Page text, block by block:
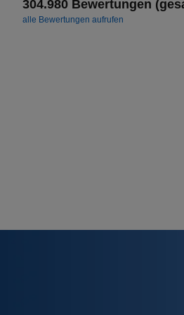
304.980 Bewertungen
alle Bewertungen aufrufen